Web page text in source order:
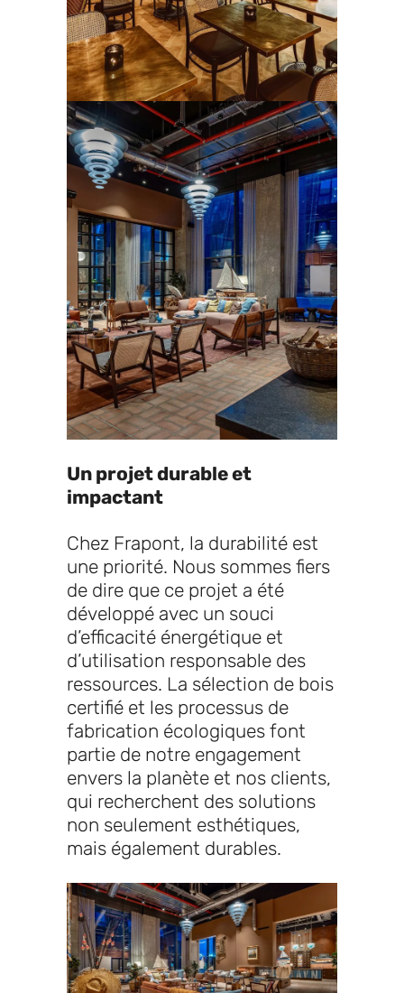
Un projet durable et
impactant
Chez Frapont, la durabilité est
une priorité. Nous sommes fiers
de dire que ce projet a été
développé avec un souci
d’efficacité énergétique et
d’utilisation responsable des
ressources. La sélection de bois
certifié et les processus de
fabrication écologiques font
partie de notre engagement
envers la planète et nos clients,
qui recherchent des solutions
non seulement esthétiques,
mais également durables.